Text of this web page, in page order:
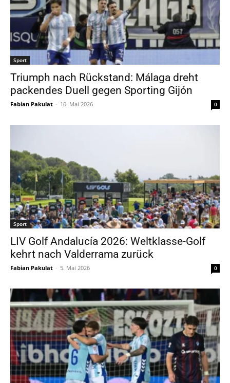
Sport
Triumph nach Rückstand: Málaga dreht
packendes Duell gegen Sporting Gijón
Fabian Pakulat - 10. Mai 2026 0
Sport
LIV Golf Andalucía 2026: Weltklasse-Golf
kehrt nach Valderrama zurück
Fabian Pakulat - 5. Mai 2026 0